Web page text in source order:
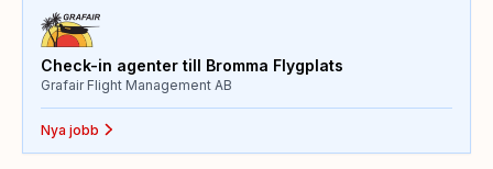
Check-in agenter till Bromma Flygplats
Grafair Flight Management AB
Nya jobb